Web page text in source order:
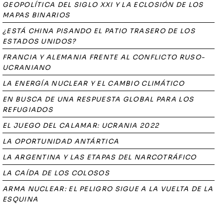
GEOPOLÍTICA DEL SIGLO XXI Y LA ECLOSIÓN DE LOS
MAPAS BINARIOS
¿ESTÁ CHINA PISANDO EL PATIO TRASERO DE LOS
ESTADOS UNIDOS?
FRANCIA Y ALEMANIA FRENTE AL CONFLICTO RUSO-
UCRANIANO
LA ENERGÍA NUCLEAR Y EL CAMBIO CLIMÁTICO
EN BUSCA DE UNA RESPUESTA GLOBAL PARA LOS
REFUGIADOS
EL JUEGO DEL CALAMAR: UCRANIA 2022
LA OPORTUNIDAD ANTÁRTICA
LA ARGENTINA Y LAS ETAPAS DEL NARCOTRÁFICO
LA CAÍDA DE LOS COLOSOS
ARMA NUCLEAR: EL PELIGRO SIGUE A LA VUELTA DE LA
ESQUINA